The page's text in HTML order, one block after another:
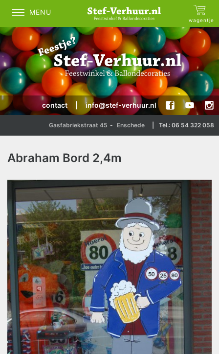
MENU
wagentje
contact info@stef-verhuur.nl
Gasfabriekstraat 45 - Enschede Tel.: 06 54 322 058
Abraham Bord 2,4m